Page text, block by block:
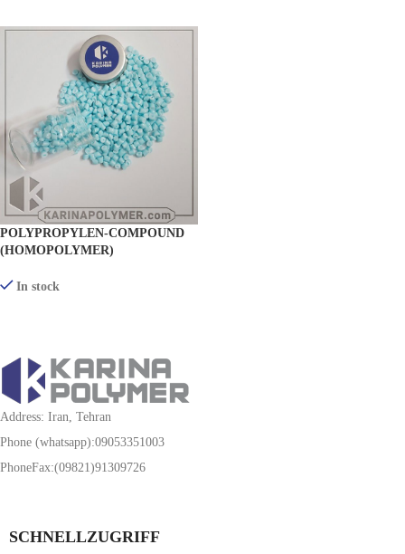
POLYPROPYLEN-COMPOUND
(HOMOPOLYMER)
In stock
Address: Iran, Tehran
Phone (whatsapp):09053351003
PhoneFax:(09821)91309726
SCHNELLZUGRIFF